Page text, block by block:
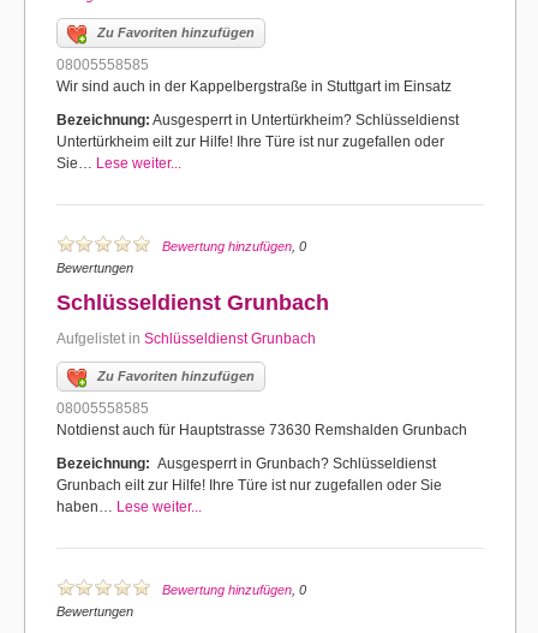
Zu Favoriten hinzufügen
08005558585
Wir sind auch in der Kappelbergstraße in Stuttgart im Einsatz
Bezeichnung: Ausgesperrt in Untertürkheim? Schlüsseldienst
Untertürkheim eilt zur Hilfe! Ihre Türe ist nur zugefallen oder
Sie… Lese weiter...
Bewertung hinzufügen , 0
Bewertungen
Schlüsseldienst Grunbach
Aufgelistet in Schlüsseldienst Grunbach
Zu Favoriten hinzufügen
08005558585
Notdienst auch für Hauptstrasse 73630 Remshalden Grunbach
Bezeichnung: Ausgesperrt in Grunbach? Schlüsseldienst
Grunbach eilt zur Hilfe! Ihre Türe ist nur zugefallen oder Sie
haben… Lese weiter...
Bewertung hinzufügen , 0
Bewertungen